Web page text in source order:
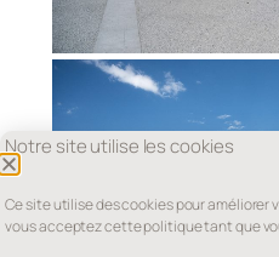
Notre site utilise les cookies
Ce site utilise des cookies pour améliorer
vous acceptez cette politique tant que